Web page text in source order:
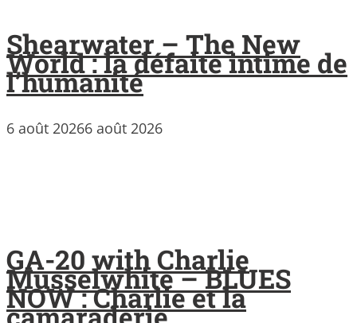
Shearwater – The New
World : la défaite intime de
l’humanité
6 août 20266 août 2026
GA-20 with Charlie
Musselwhite – BLUES
NOW : Charlie et la